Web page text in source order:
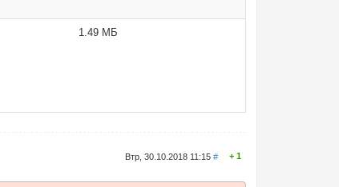
1.49 МБ
Втр, 30.10.2018 11:15# 1